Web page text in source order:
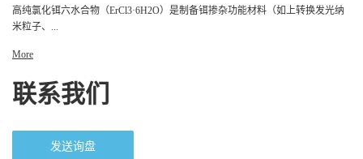
高纯氯化铒六水合物（ErCl3·6H2O）是制备铒掺杂功能材料（如上转换发光纳
米粒子、...
More
联系我们
发送询盘